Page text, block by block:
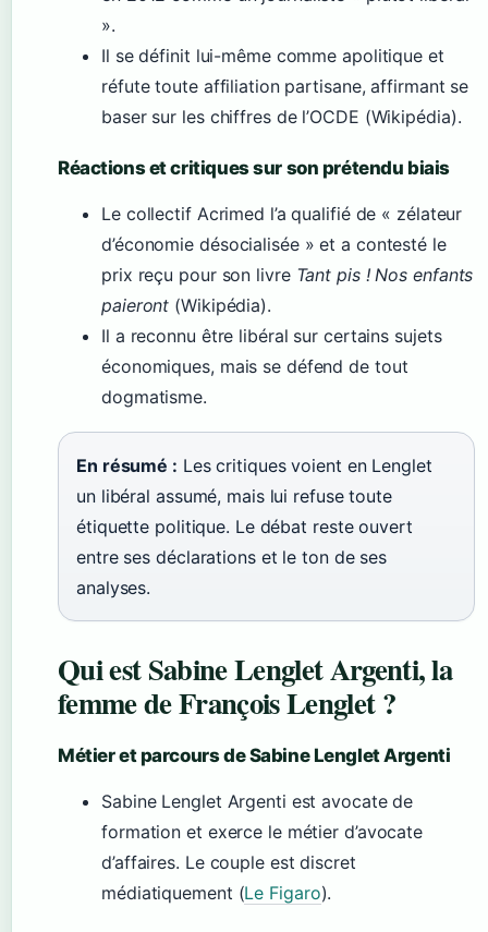
».
Il se définit lui-même comme apolitique et
réfute toute affiliation partisane, affirmant se
baser sur les chiffres de l’OCDE (Wikipédia).
Réactions et critiques sur son prétendu biais
Le collectif Acrimed l’a qualifié de « zélateur
d’économie désocialisée » et a contesté le
prix reçu pour son livre Tant pis ! Nos enfants
paieront (Wikipédia).
Il a reconnu être libéral sur certains sujets
économiques, mais se défend de tout
dogmatisme.
En résumé : Les critiques voient en Lenglet
un libéral assumé, mais lui refuse toute
étiquette politique. Le débat reste ouvert
entre ses déclarations et le ton de ses
analyses.
Qui est Sabine Lenglet Argenti, la
femme de François Lenglet ?
Métier et parcours de Sabine Lenglet Argenti
Sabine Lenglet Argenti est avocate de
formation et exerce le métier d’avocate
d’affaires. Le couple est discret
médiatiquement (Le Figaro).